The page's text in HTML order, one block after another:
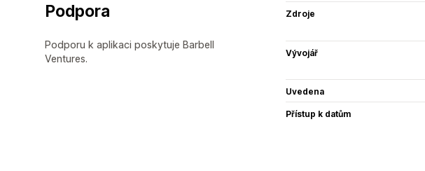
Podpora
Podporu k aplikaci poskytuje Barbell
Ventures.
Zdroje
Vývojář
Uvedena
Přístup k datům